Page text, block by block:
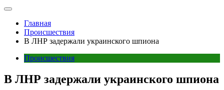
Главная
Происшествия
В ЛНР задержали украинского шпиона
Происшествия
В ЛНР задержали украинского шпиона